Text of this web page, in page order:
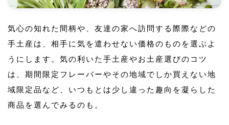
気心の知れた間柄や、友達の家へ訪問する際際などの
手土産は、相手に気を遣わせない価格のものを選ぶよ
うにします。気の利いた手土産やお土産選びのコツ
は、期間限定フレーバーやその地域でしか買えない地
域限定品など、いつもとは少し違った趣向を凝らした
商品を選んでみるのも。